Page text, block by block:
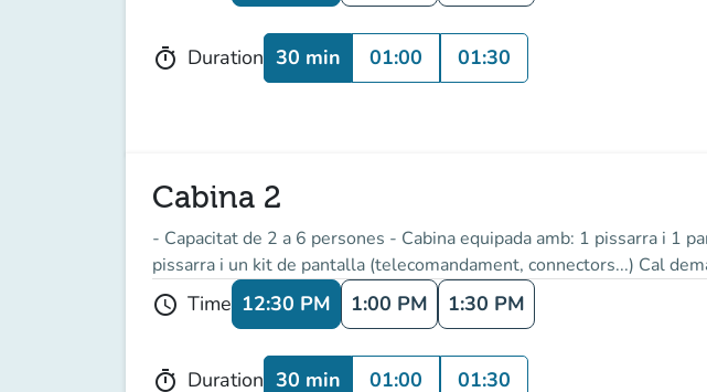
timer Duration 30 min 01:00 01:30
Cabina 2
- Capacitat de 2 a 6 persones - Cabina equipada amb: 1 pissarra i 1
pissarra i un kit de pantalla (telecomandament, connectors...) Cal
schedule Time 12:30 PM 1:00 PM 1:30 PM
timer Duration 30 min 01:00 01:30